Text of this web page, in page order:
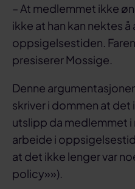
– At medlemmet ikke
ikke at han kan nektes å
oppsigelsestiden.
presiserer Mossige.
Denne
skriver i dommen at det
utslipp da medlemmet i
arbeide i
at det ikke lenger var
policy»»).